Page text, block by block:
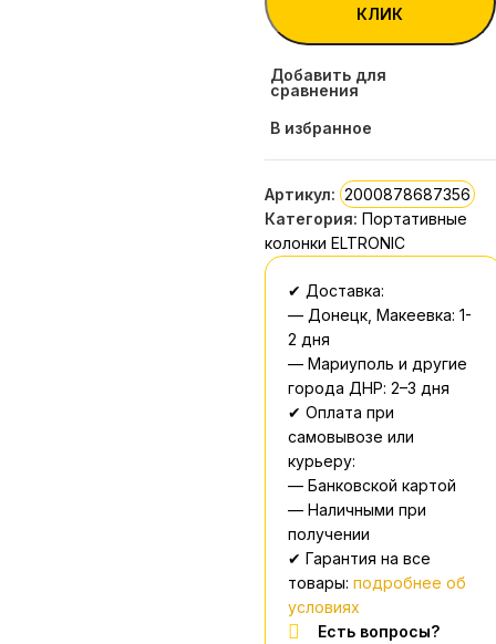
КЛИК
Добавить для
сравнения
В избранное
Артикул: 2000878687356
Категория: Портативные
колонки ELTRONIC
✔ Доставка:
— Донецк, Макеевка: 1-
2 дня
— Мариуполь и другие
города ДНР: 2–3 дня
✔ Оплата при
самовывозе или
курьеру:
— Банковской картой
— Наличными при
получении
✔ Гарантия на все
товары: подробнее об
условиях
Есть вопросы?